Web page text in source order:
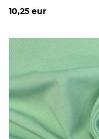
10,25 eur